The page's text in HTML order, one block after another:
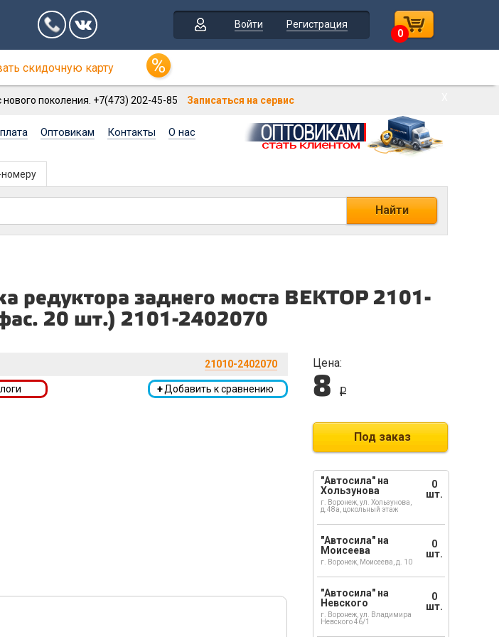
Войти
Регистрация
0
скидочную карту
поколения. +7(473) 202-45-85 Записаться на сервис
Оптовикам Контакты О нас
Найти
номеру
редуктора заднего моста ВЕКТОР 2101-
20 шт.) 2101-2402070
21010-2402070
+Добавить к сравнению
Цена:
8 i
Под заказ
"Автосила" на
Хользунова
г. Воронеж, ул. Хользунова,
д.48а, цокольный этаж
0
шт.
"Автосила" на
Моисеева
г. Воронеж, Моисеева, д. 10
0
шт.
"Автосила" на
Невского
г. Воронеж, ул. Владимира
Невского 46/1
0
шт.